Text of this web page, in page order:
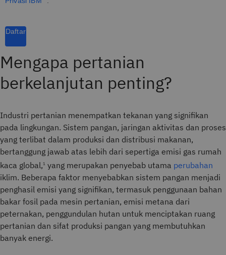
Daftar
Mengapa pertanian
berkelanjutan penting?
Industri pertanian menempatkan tekanan yang signifikan
pada lingkungan. Sistem pangan, jaringan aktivitas dan proses
yang terlibat dalam produksi dan distribusi makanan,
bertanggung jawab atas lebih dari sepertiga emisi gas rumah
kaca global,1 yang merupakan penyebab utama perubahan
iklim. Beberapa faktor menyebabkan sistem pangan menjadi
penghasil emisi yang signifikan, termasuk penggunaan bahan
bakar fosil pada mesin pertanian, emisi metana dari
peternakan, penggundulan hutan untuk menciptakan ruang
pertanian dan sifat produksi pangan yang membutuhkan
banyak energi.